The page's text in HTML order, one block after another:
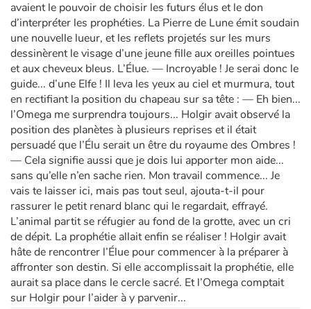
avaient le pouvoir de choisir les futurs élus et le don
d’interpréter les prophéties. La Pierre de Lune émit soudain
une nouvelle lueur, et les reflets projetés sur les murs
dessinèrent le visage d’une jeune fille aux oreilles pointues
et aux cheveux bleus. L’Élue. — Incroyable ! Je serai donc le
guide... d’une Elfe ! Il leva les yeux au ciel et murmura, tout
en rectifiant la position du chapeau sur sa tête : — Eh bien...
l’Omega me surprendra toujours... Holgir avait observé la
position des planètes à plusieurs reprises et il était
persuadé que l’Élu serait un être du royaume des Ombres !
— Cela signifie aussi que je dois lui apporter mon aide...
sans qu’elle n’en sache rien. Mon travail commence... Je
vais te laisser ici, mais pas tout seul, ajouta-t-il pour
rassurer le petit renard blanc qui le regardait, effrayé.
L’animal partit se réfugier au fond de la grotte, avec un cri
de dépit. La prophétie allait enfin se réaliser ! Holgir avait
hâte de rencontrer l’Élue pour commencer à la préparer à
affronter son destin. Si elle accomplissait la prophétie, elle
aurait sa place dans le cercle sacré. Et l’Omega comptait
sur Holgir pour l’aider à y parvenir...